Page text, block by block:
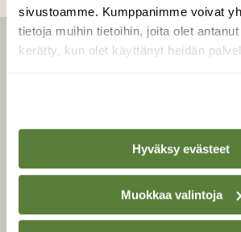
sivustoamme. Kumppanimme voivat
tietoja muihin tietoihin, joita olet
kerätty, kun olet käyttänyt heidän
Hyväksy evästeet
Muokkaa valintoja
Tilaa
Tilaa
Äänestä
Tilaa